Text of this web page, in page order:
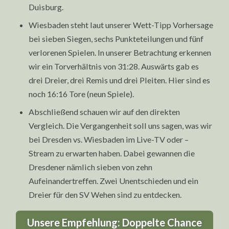
Duisburg.
Wiesbaden steht laut unserer Wett-Tipp Vorhersage
bei sieben Siegen, sechs Punkteteilungen und fünf
verlorenen Spielen. In unserer Betrachtung erkennen
wir ein Torverhältnis von 31:28. Auswärts gab es
drei Dreier, drei Remis und drei Pleiten. Hier sind es
noch 16:16 Tore (neun Spiele).
Abschließend schauen wir auf den direkten
Vergleich. Die Vergangenheit soll uns sagen, was wir
bei Dresden vs. Wiesbaden im Live-TV oder –
Stream zu erwarten haben. Dabei gewannen die
Dresdener nämlich sieben von zehn
Aufeinandertreffen. Zwei Unentschieden und ein
Dreier für den SV Wehen sind zu entdecken.
Unsere Empfehlung: Doppelte Chance